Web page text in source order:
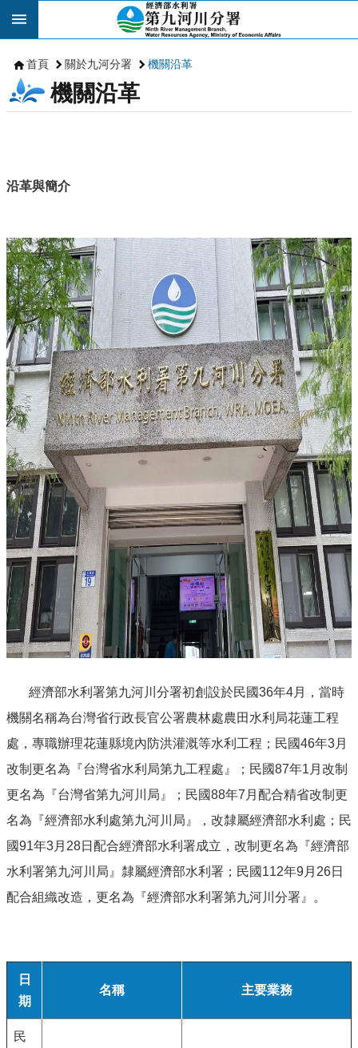
跳到主要內容區塊
首頁 關於九河分署 機關沿革
機關沿革
沿革與簡介
經濟部水利署第九河川分署初創設於民國36年4月，當時
機關名稱為台灣省行政長官公署農林處農田水利局花蓮工程
處，專職辦理花蓮縣境內防洪灌溉等水利工程；民國46年3月
改制更名為『台灣省水利局第九工程處』；民國87年1月改制
更名為『台灣省第九河川局』；民國88年7月配合精省改制更
名為『經濟部水利處第九河川局』，改隸屬經濟部水利處；民
國91年3月28日配合經濟部水利署成立，改制更名為『經濟部
水利署第九河川局』隸屬經濟部水利署；民國112年9月26日
配合組織改造，更名為『經濟部水利署第九河川分署』。
日
期
名稱 主要業務
民